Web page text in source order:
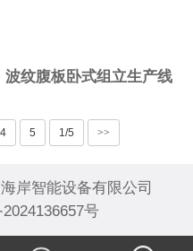
波纹腹板卧式组立生产线
4 5 1/5 >>
岸智能设备有限公司
号